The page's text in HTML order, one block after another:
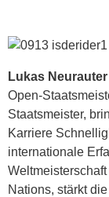
Lukas Neurauter
Open-
Staatsmeister,
Karriere
internationale
Nations, stärkt